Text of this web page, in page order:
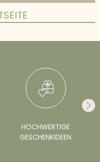
HOCHWERTIGE
GESCHENKIDEEN